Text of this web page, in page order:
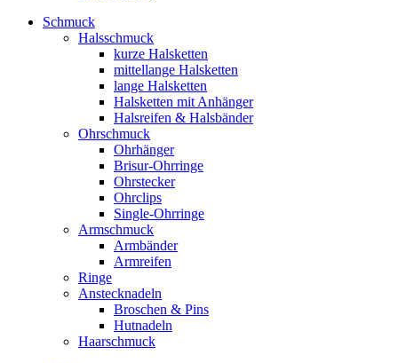
Schmuck
Halsschmuck
kurze Halsketten
mittellange Halsketten
lange Halsketten
Halsketten mit Anhänger
Halsreifen & Halsbänder
Ohrschmuck
Ohrhänger
Brisur-Ohrringe
Ohrstecker
Ohrclips
Single-Ohrringe
Armschmuck
Armbänder
Armreifen
Ringe
Anstecknadeln
Broschen & Pins
Hutnadeln
Haarschmuck